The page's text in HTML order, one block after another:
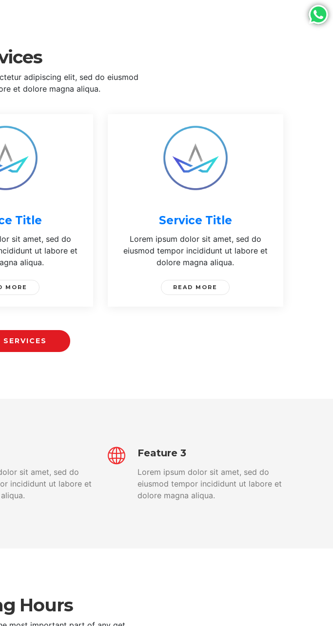
adipiscing elit, sed do eiusmod
et dolore magna aliqua.
Title
sit amet, sed do
ut labore et
aliqua.
MORE
Service Title
Lorem ipsum dolor sit amet, sed do
eiusmod tempor incididunt ut labore et
dolore magna aliqua.
READ MORE
sit amet, sed do
incididunt ut labore et
Feature 3
Lorem ipsum dolor sit amet, sed do
eiusmod tempor incididunt ut labore et
dolore magna aliqua.
Hours